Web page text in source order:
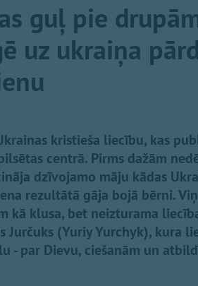
guļ pie
uz ukraiņa
kristieša liecību, kas
centrā. Pirms dažām
dzīvojamo māju kādas
rezultātā gāja bojā bērni.
kā klusa, bet neizturama
Jurčuks (Yuriy Yurchyk), kura
- par Dievu, ciešanām un